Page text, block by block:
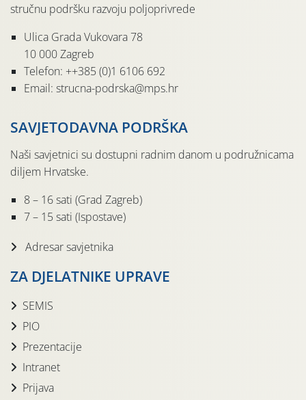
stručnu podršku razvoju poljoprivrede
Ulica Grada Vukovara 78
10 000 Zagreb
Telefon: ++385 (0)1 6106 692
Email: strucna-podrska@mps.hr
SAVJETODAVNA PODRŠKA
Naši savjetnici su dostupni radnim danom u podružnicama
diljem Hrvatske.
8 – 16 sati (Grad Zagreb)
7 – 15 sati (Ispostave)
Adresar savjetnika
ZA DJELATNIKE UPRAVE
SEMIS
PIO
Prezentacije
Intranet
Prijava